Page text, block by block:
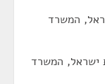
המשרד
ישראל, המשרד